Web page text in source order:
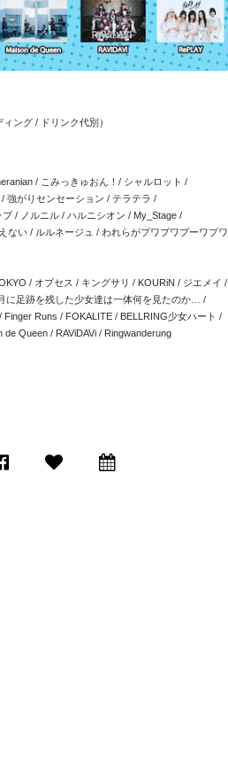
ング / ドリンク代別）
/ こみっきゅおん！/ シャルロット /
強がりセンセーション / テラテラ /
/ ノルニル / ハルニシオン / My_Stage /
ない / ルルネージュ / われらがプワプワプーワプワ
/ オブセス / キングサリ / KOURiN / ジエメイ /
に足跡を残した少女達は一体何を見たのか… /
Runs / FOKALITE / BELLRING少女ハート /
Queen / RAViDAVi / Ringwanderung